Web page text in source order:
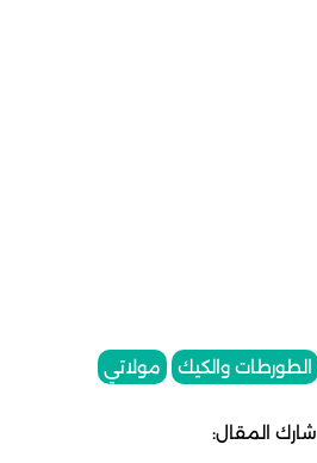
الطورطات والكيك مولاتي
شارك المقال: